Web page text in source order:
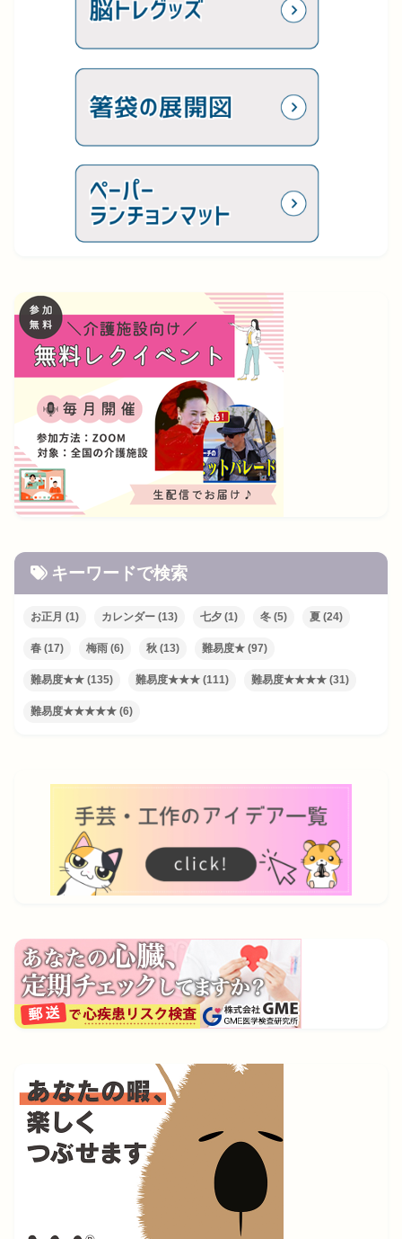
キーワードで検索
お正月 (1) カレンダー (13) 七夕 (1) 冬 (5) 夏 (24)
春 (17) 梅雨 (6) 秋 (13) 難易度★ (97)
難易度★★ (135) 難易度★★★ (111) 難易度★★★★ (31)
難易度★★★★★ (6)